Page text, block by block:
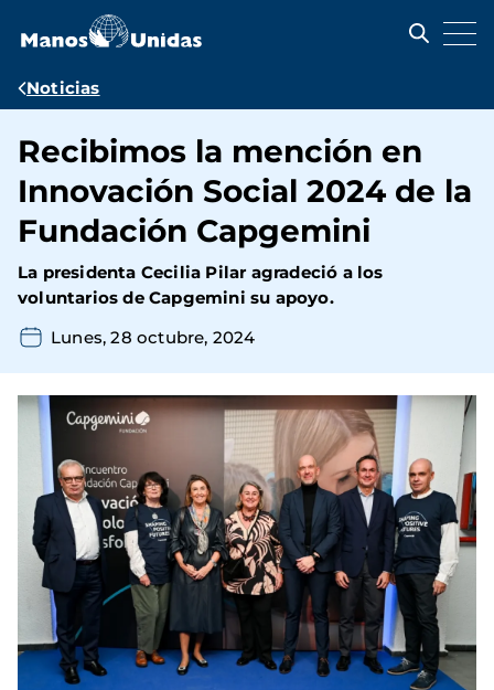
contenido
Ruta
navegación
Noticias
Recibimos la mención en
Innovación Social 2024 de la
Fundación Capgemini
La presidenta Cecilia Pilar agradeció a los
voluntarios de Capgemini su apoyo.
Lunes, 28 octubre, 2024